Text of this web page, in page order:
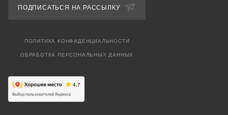
ПОДПИСАТЬСЯ НА РАССЫЛКУ
ПОЛИТИКА КОНФИДЕНЦИАЛЬНОСТИ
ОБРАБОТКА ПЕРСОНАЛЬНЫХ ДАННЫХ